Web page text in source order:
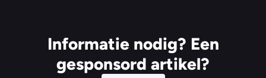
Informatie nodig? Een
gesponsord artikel?